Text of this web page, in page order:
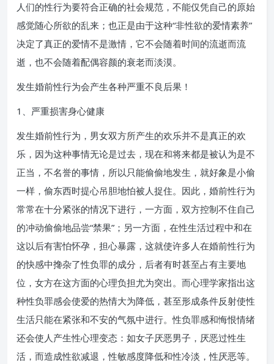
人们的性行为要符合正确的社会规范，不能仅凭自己的原始
感觉随心所欲的乱来；也正是由于这种“非性欲的爱情素养”
决定了真正的爱情不是激情，它不会随着时间的流逝而流
逝，也不会随着配偶容颜的衰老而淡漠。
发生婚前性行为会产生各种严重不良后果！
1、严重损害身心健康
发生婚前性行为，男女双方所产生的欢乐并不是真正的欢
乐，因为这种事情无论是过去，现在和将来都是被认为是不
正当，不名誉的事情，所以只能偷偷地发生，就好象是小偷
一样，偷东西时提心吊胆地怕被人捉住。因此，婚前性行为
常常在十分紧张的情况下进行，一方面，双方控制不住自己
的冲动偷偷地品尝“禁果”；另一方面，在性生活过程中和在
这以后有害怕怀孕，担心暴露，这就使许多人在婚前性行为
的快感中搀杂了性负罪的成分，后者有时甚至占有主要地
位，女方在这方面的心理负担尤为突出。而心理学家指出这
种性负罪感会使爱的热情大为降低，甚至形成条件反射使性
生活只能在紧张和不安的气氛中进行。性负罪感和悔恨情绪
还会使人产生性心理变态：如女子厌恶男子，厌恶过性生
活，而造成性欲减退，性敏感度降低和性冷淡，性厌恶等。